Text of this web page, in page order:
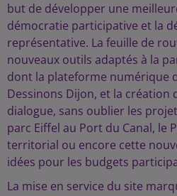
but de développer une
démocratie participative et la
représentative. La feuille de
nouveaux outils adaptés à la
dont la plateforme numérique
Dessinons Dijon, et la création
dialogue, sans oublier les
parc Eiffel au Port du Canal, le
territorial ou encore cette
idées pour les budgets
La mise en service du site